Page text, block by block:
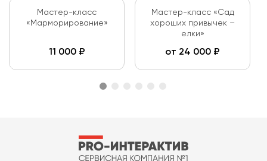
Мастер-класс
«Марморирование»
11 000₽
Мастер-класс «Сад
хороших привычек –
елки»
от 24 000 ₽